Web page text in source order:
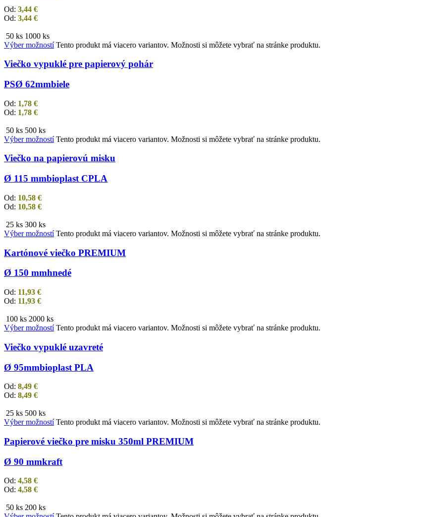
Od: 3,44 €
Od: 3,44 €
50 ks 1000 ks
Výber možností Tento produkt má viacero variantov. Možnosti si môžete vybrať na stránke produktu.
Viečko vypuklé pre papierový pohár
PSØ 62mmbiele
Od: 1,78 €
Od: 1,78 €
50 ks 500 ks
Výber možností Tento produkt má viacero variantov. Možnosti si môžete vybrať na stránke produktu.
Viečko na papierovú misku
Ø 115 mmbioplast CPLA
Od: 10,58 €
Od: 10,58 €
25 ks 300 ks
Výber možností Tento produkt má viacero variantov. Možnosti si môžete vybrať na stránke produktu.
Kartónové viečko PREMIUM
Ø 150 mmhnedé
Od: 11,93 €
Od: 11,93 €
100 ks 2000 ks
Výber možností Tento produkt má viacero variantov. Možnosti si môžete vybrať na stránke produktu.
Viečko vypuklé uzavreté
Ø 95mmbioplast PLA
Od: 8,49 €
Od: 8,49 €
25 ks 500 ks
Výber možností Tento produkt má viacero variantov. Možnosti si môžete vybrať na stránke produktu.
Papierové viečko pre misku 350ml PREMIUM
Ø 90 mmkraft
Od: 4,58 €
Od: 4,58 €
50 ks 200 ks